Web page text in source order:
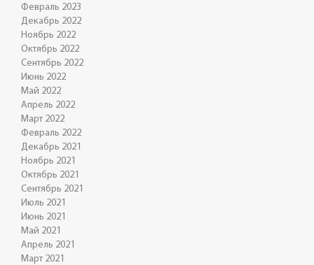
Февраль 2023
Декабрь 2022
Ноябрь 2022
Октябрь 2022
Сентябрь 2022
Июнь 2022
Май 2022
Апрель 2022
Март 2022
Февраль 2022
Декабрь 2021
Ноябрь 2021
Октябрь 2021
Сентябрь 2021
Июль 2021
Июнь 2021
Май 2021
Апрель 2021
Март 2021